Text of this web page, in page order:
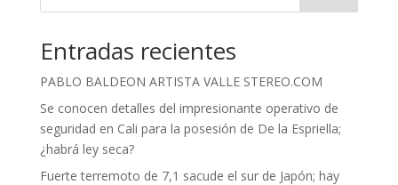
Entradas recientes
PABLO BALDEON ARTISTA VALLE STEREO.COM
Se conocen detalles del impresionante operativo de
seguridad en Cali para la posesión de De la Espriella;
¿habrá ley seca?
Fuerte terremoto de 7,1 sacude el sur de Japón; hay